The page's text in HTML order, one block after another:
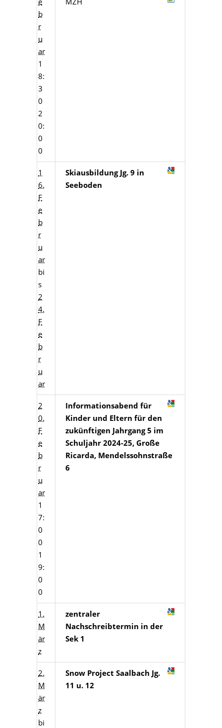
b
r
u
ar
1
8:
3
0
2
0:
0
0
1
6.
F
e
b
r
u
ar
bi
s
2
4.
F
e
b
r
u
ar
Skiausbildung Jg. 9 in
Seeboden
2
0.
F
e
b
r
u
ar
1
7:
0
0
1
9:
0
0
Informationsabend für
Kinder und Eltern für den
zukünftigen Jahrgang 5 im
Schuljahr 2024-25, Große
Ricarda, Mendelssohnstraße
6
1.
M
är
z
zentraler
Nachschreibtermin in der
Sek 1
2.
M
är
z
bi
Snow Project Saalbach Jg.
11 u. 12